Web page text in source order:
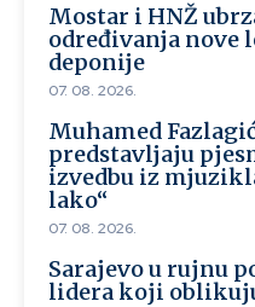
Mostar i HNŽ
određivanja nove
deponije
07. 08. 2026.
Muhamed
predstavljaju
izvedbu iz
lako“
07. 08. 2026.
Sarajevo u rujnu
lidera koji